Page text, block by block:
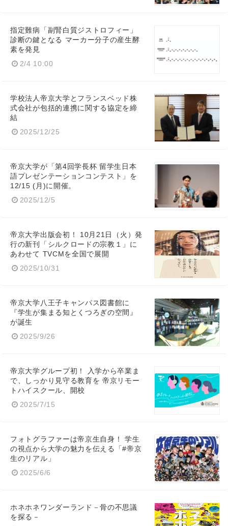
指定難病「副腎白質ジストロフィー」
診断の鍵となる マーカー分子の産生酵
素を発見
2/4 10:00
学校法人帝京大学とフランスベッド株
式会社が包括的連携に関する協定を締
結
2025/12/25
帝京大学が「第4回学長杯 留学生日本
語プレゼンテーションコンテスト」を
12/15 (月)に開催。
2025/12/5
帝京大学出版会初！ 10月21日（火）発
行の新刊「シルクロードの宗教１」に
あわせて TVCMを全国で展開
2025/10/31
帝京大学八王子キャンパス図書館に
『学生が集まる知とくつろぎの空間』
が誕生
2025/9/26
帝京大学グループ初！ 入学から卒業ま
で、しっかり見守る教育を 帝京リモー
トハイスクール、開校
2025/7/15
フォトグラファーは帝京生自身！ 学生
の視点から大学の魅力を伝える「#帝京
生のリアル」
2025/6/6
ホネホネワンダーランド－骨の不思議
を探る－